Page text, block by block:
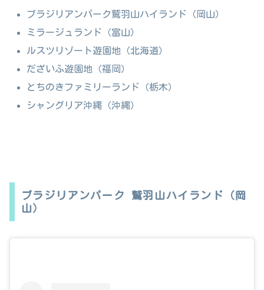
ブラジリアンパーク鷲羽山ハイランド（岡山）
ミラージュランド（富山）
ルスツリゾート遊園地（北海道）
だざいふ遊園地（福岡）
とちのきファミリーランド（栃木）
シャングリア沖縄（沖縄）
ブラジリアンパーク 鷲羽山ハイランド（岡
山）